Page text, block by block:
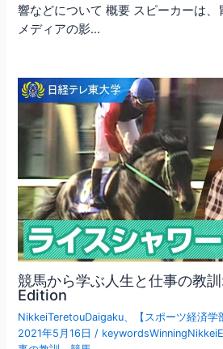
響などについて 概要 スピーカーは
メディアの影…
競馬から学ぶ人生と仕事の教
Edition
NikkeiTeretouDaigaku、 【スポーツ経済
2021年5月16日 /